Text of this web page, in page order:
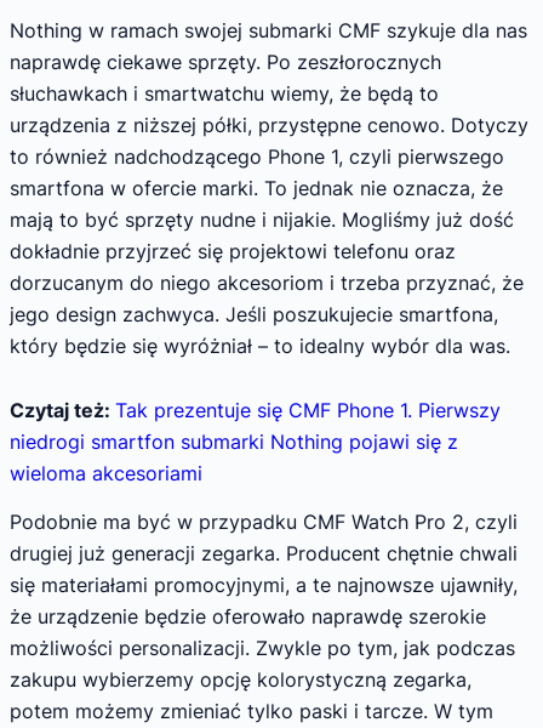
Nothing w ramach swojej submarki CMF szykuje dla nas
naprawdę ciekawe sprzęty. Po zeszłorocznych
słuchawkach i smartwatchu wiemy, że będą to
urządzenia z niższej półki, przystępne cenowo. Dotyczy
to również nadchodzącego Phone 1, czyli pierwszego
smartfona w ofercie marki. To jednak nie oznacza, że
mają to być sprzęty nudne i nijakie. Mogliśmy już dość
dokładnie przyjrzeć się projektowi telefonu oraz
dorzucanym do niego akcesoriom i trzeba przyznać, że
jego design zachwyca. Jeśli poszukujecie smartfona,
który będzie się wyróżniał – to idealny wybór dla was.
Czytaj też: Tak prezentuje się CMF Phone 1. Pierwszy
niedrogi smartfon submarki Nothing pojawi się z
wieloma akcesoriami
Podobnie ma być w przypadku CMF Watch Pro 2, czyli
drugiej już generacji zegarka. Producent chętnie chwali
się materiałami promocyjnymi, a te najnowsze ujawniły,
że urządzenie będzie oferowało naprawdę szerokie
możliwości personalizacji. Zwykle po tym, jak podczas
zakupu wybierzemy opcję kolorystyczną zegarka,
potem możemy zmieniać tylko paski i tarcze. W tym